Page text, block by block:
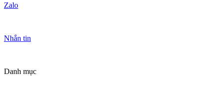
Zalo
Nhắn tin
Danh mục